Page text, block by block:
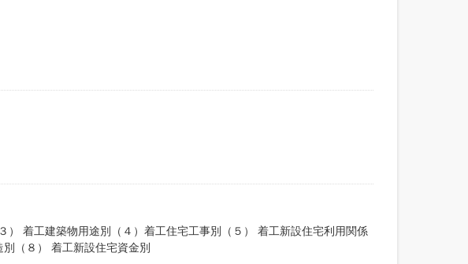
） 着工建築物用途別（４）着工住宅工事別（５） 着工新設住宅利用関係
（８） 着工新設住宅資金別